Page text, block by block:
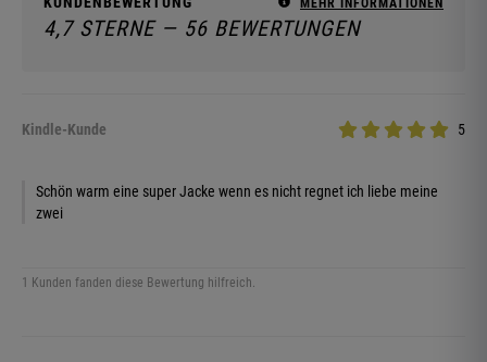
MEHR INFORMATIONEN
4,7 STERNE — 56 BEWERTUNGEN
Kindle-Kunde 5
Schön warm eine super Jacke wenn es nicht regnet ich liebe meine
zwei
1 Kunden fanden diese Bewertung hilfreich.